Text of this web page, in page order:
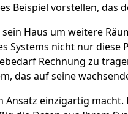
Beispiel vorstellen,
Haus um weitere
Systems nicht nur diese
Rechnung zu
das auf seine
Ansatz einzigartig